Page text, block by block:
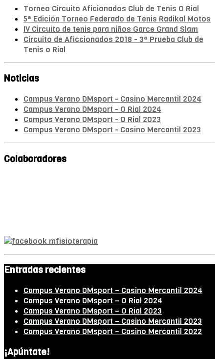
Torneo Circuito Aficionados Club de Tenis O Rial
5ª Edición Torneo Federado de Tenis Radikal Motos
IV Circuito de tenis para niños Garce Grand Slam
Circuito de Aficcionados 2018 - 3ª Prueba Club de
Tenis o Rial
Noticias
Campus Verano DMsport - Casino Mercantil 2024
Campus Verano DMsport - O Rial 2024
Campus Verano DMsport - O Rial 2023
Campus Verano DMsport - Casino Mercantil 2023
Colaboradores
Entradas recientes
Campus Verano DMsport – Casino Mercantil 2024
Campus Verano DMsport – O Rial 2024
Campus Verano DMsport – O Rial 2023
Campus Verano DMsport – Casino Mercantil 2023
Campus Verano DMsport – Casino Mercantil 2022
¡Apúntate!